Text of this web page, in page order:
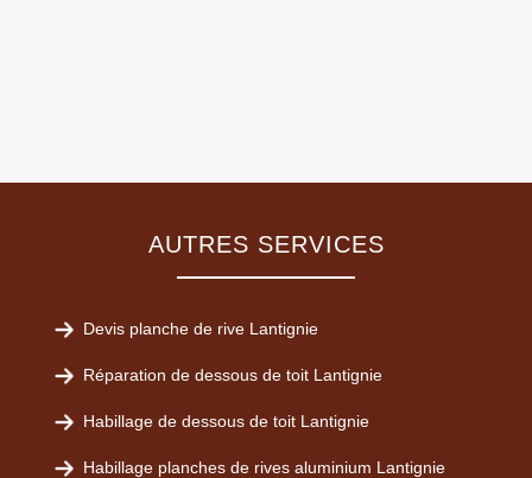
AUTRES SERVICES
Devis planche de rive Lantignie
Réparation de dessous de toit Lantignie
Habillage de dessous de toit Lantignie
Habillage planches de rives aluminium Lantignie